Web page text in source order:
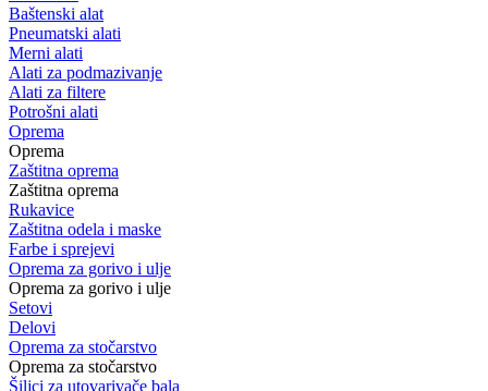
Baštenski alat
Pneumatski alati
Merni alati
Alati za podmazivanje
Alati za filtere
Potrošni alati
Oprema
Oprema
Zaštitna oprema
Zaštitna oprema
Rukavice
Zaštitna odela i maske
Farbe i sprejevi
Oprema za gorivo i ulje
Oprema za gorivo i ulje
Setovi
Delovi
Oprema za stočarstvo
Oprema za stočarstvo
Šiljci za utovarivače bala